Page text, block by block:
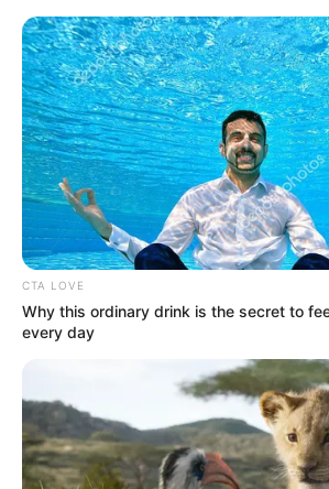
HOME
INSPIRASI
STYLE
FILM &
SERIES
NGAKAK
QUOTES
HYPE
MORE
CTA LOVE
Why this ordinary drink is the secret to
every day